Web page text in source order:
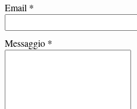
Email *
Messaggio *